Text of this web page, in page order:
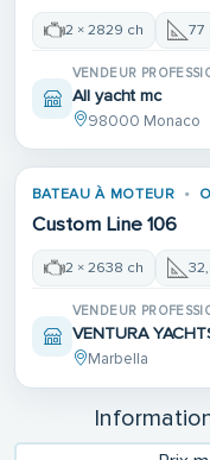
2 × 2829 ch 77
VENDEUR
All yacht mc
98000 Monaco
BATEAU À MOTEUR
Custom Line 106
2 × 2638 ch
VENDEUR
VENTURA
Marbella